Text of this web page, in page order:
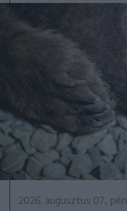
2026. augusztus 07.,